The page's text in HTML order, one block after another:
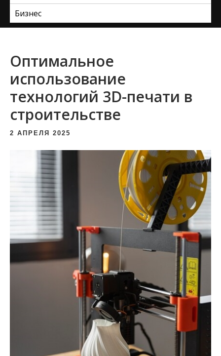
Бизнес
Оптимальное
использование
технологий 3D-печати в
строительстве
2 АПРЕЛЯ 2025